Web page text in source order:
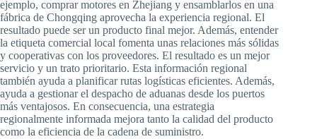
ejemplo, comprar motores en Zhejiang y ensamblarlos en una
fábrica de Chongqing aprovecha la experiencia regional. El
resultado puede ser un producto final mejor. Además, entender
la etiqueta comercial local fomenta unas relaciones más sólidas
y cooperativas con los proveedores. El resultado es un mejor
servicio y un trato prioritario. Esta información regional
también ayuda a planificar rutas logísticas eficientes. Además,
ayuda a gestionar el despacho de aduanas desde los puertos
más ventajosos. En consecuencia, una estrategia
regionalmente informada mejora tanto la calidad del producto
como la eficiencia de la cadena de suministro.